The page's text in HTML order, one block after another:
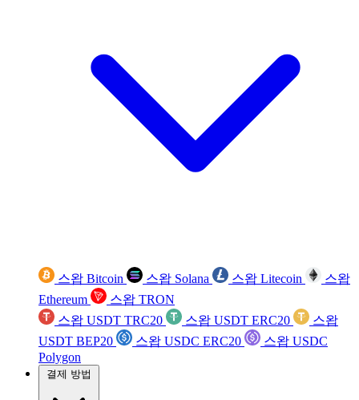
스왑 Bitcoin 스왑 Solana 스왑 Litecoin
스왑
Ethereum
스왑 TRON
스왑 USDT TRC20
스왑 USDT ERC20
스왑
USDT BEP20
스왑 USDC ERC20
스왑 USDC
Polygon
결제 방법